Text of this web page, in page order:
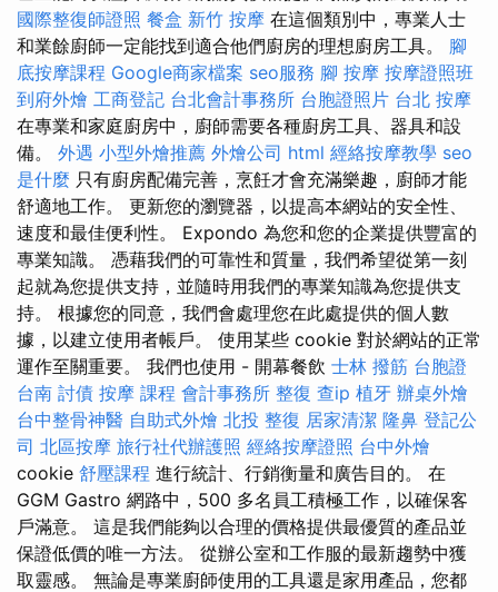
國際整復師證照 餐盒 新竹 按摩 在這個類別中，專業人士
和業餘廚師一定能找到適合他們廚房的理想廚房工具。 腳
底按摩課程 Google商家檔案 seo服務 腳 按摩 按摩證照班
到府外燴 工商登記 台北會計事務所 台胞證照片 台北 按摩
在專業和家庭廚房中，廚師需要各種廚房工具、器具和設
備。 外遇 小型外燴推薦 外燴公司 html 經絡按摩教學 seo
是什麼 只有廚房配備完善，烹飪才會充滿樂趣，廚師才能
舒適地工作。 更新您的瀏覽器，以提高本網站的安全性、
速度和最佳便利性。 Expondo 為您和您的企業提供豐富的
專業知識。 憑藉我們的可靠性和質量，我們希望從第一刻
起就為您提供支持，並隨時用我們的專業知識為您提供支
持。 根據您的同意，我們會處理您在此處提供的個人數
據，以建立使用者帳戶。 使用某些 cookie 對於網站的正常
運作至關重要。 我們也使用 - 開幕餐飲 士林 撥筋 台胞證
台南 討債 按摩 課程 會計事務所 整復 查ip 植牙 辦桌外燴
台中整骨神醫 自助式外燴 北投 整復 居家清潔 隆鼻 登記公
司 北區按摩 旅行社代辦護照 經絡按摩證照 台中外燴
cookie 舒壓課程 進行統計、行銷衡量和廣告目的。 在
GGM Gastro 網路中，500 多名員工積極工作，以確保客
戶滿意。 這是我們能夠以合理的價格提供最優質的產品並
保證低價的唯一方法。 從辦公室和工作服的最新趨勢中獲
取靈感。 無論是專業廚師使用的工具還是家用產品，您都